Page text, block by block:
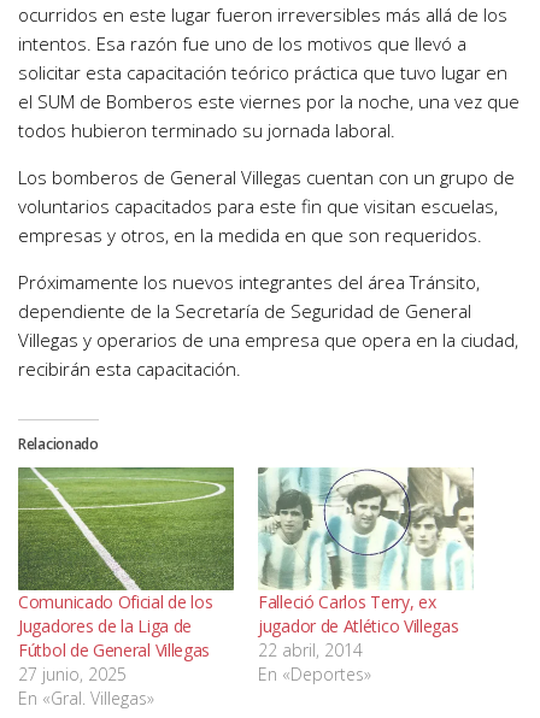
ocurridos en este lugar fueron irreversibles más allá de los
intentos. Esa razón fue uno de los motivos que llevó a
solicitar esta capacitación teórico práctica que tuvo lugar en
el SUM de Bomberos este viernes por la noche, una vez que
todos hubieron terminado su jornada laboral.
Los bomberos de General Villegas cuentan con un grupo de
voluntarios capacitados para este fin que visitan escuelas,
empresas y otros, en la medida en que son requeridos.
Próximamente los nuevos integrantes del área Tránsito,
dependiente de la Secretaría de Seguridad de General
Villegas y operarios de una empresa que opera en la ciudad,
recibirán esta capacitación.
Relacionado
Comunicado Oficial de los
Jugadores de la Liga de
Fútbol de General Villegas
27 junio, 2025
En «Gral. Villegas»
Falleció Carlos Terry, ex
jugador de Atlético Villegas
22 abril, 2014
En «Deportes»